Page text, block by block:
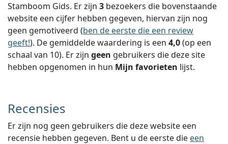
Stamboom Gids. Er zijn 3 bezoekers die bovenstaande
website een cijfer hebben gegeven, hiervan zijn nog
geen gemotiveerd (ben de eerste die een review
geeft!). De gemiddelde waardering is een 4,0(op een
schaal van 10). Er zijn geen gebruikers die deze site
hebben opgenomen in hun Mijn favorieten lijst.
Recensies
Er zijn nog geen gebruikers die deze website een
recensie hebben gegeven. Bent u de eerste die een